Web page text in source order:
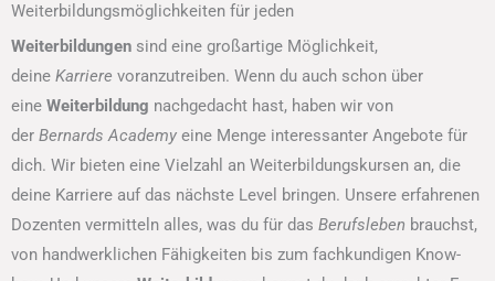
Weiterbildungsmöglichkeiten für jeden
Weiterbildungen sind eine großartige Möglichkeit,
deine Karriere voranzutreiben. Wenn du auch schon über
eine Weiterbildung nachgedacht hast, haben wir von
der Bernards Academy eine Menge interessanter Angebote für
dich. Wir bieten eine Vielzahl an Weiterbildungskursen an, die
deine Karriere auf das nächste Level bringen. Unsere erfahrenen
Dozenten vermitteln alles, was du für das Berufsleben brauchst,
von handwerklichen Fähigkeiten bis zum fachkundigen Know-